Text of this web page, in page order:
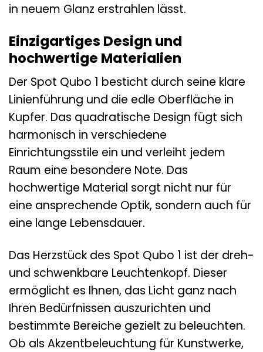
in neuem Glanz erstrahlen lässt.
Einzigartiges Design und
hochwertige Materialien
Der Spot Qubo 1 besticht durch seine klare
Linienführung und die edle Oberfläche in
Kupfer. Das quadratische Design fügt sich
harmonisch in verschiedene
Einrichtungsstile ein und verleiht jedem
Raum eine besondere Note. Das
hochwertige Material sorgt nicht nur für
eine ansprechende Optik, sondern auch für
eine lange Lebensdauer.
Das Herzstück des Spot Qubo 1 ist der dreh-
und schwenkbare Leuchtenkopf. Dieser
ermöglicht es Ihnen, das Licht ganz nach
Ihren Bedürfnissen auszurichten und
bestimmte Bereiche gezielt zu beleuchten.
Ob als Akzentbeleuchtung für Kunstwerke,